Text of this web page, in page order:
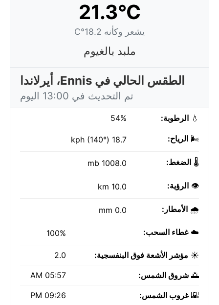
21.3°C
يشعر وكأنه 18.2°C
ملبد بالغيوم
الطقس الحالي في Ennis، أيرلاندا
تم التحديث في 13:00 اليوم
💧 الرطوبة: 54%
🌬️ الرياح: 18.7 kph (140°)
🌡️ الضغط: 1008.0 mb
👁️ الرؤية: 10.0 km
🌧️ الأمطار: 0.0 mm
☁️غطاء السحب: 100%
☀️ مؤشر الأشعة فوق البنفسجية: 2.0
🌅 شروق الشمس: 05:57 AM
🌇غروب الشمس: 09:26 PM